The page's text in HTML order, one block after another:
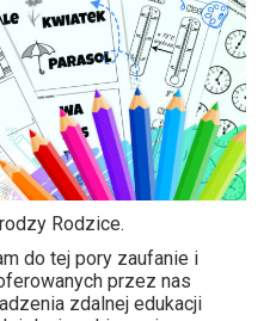
Rodzice.
do tej pory zaufanie i
przez nas
zdalnej edukacji